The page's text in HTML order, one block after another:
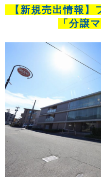
お役立ち情報
つなぐ不動産株式会社が
会社案内
【新規売出情報
「分譲